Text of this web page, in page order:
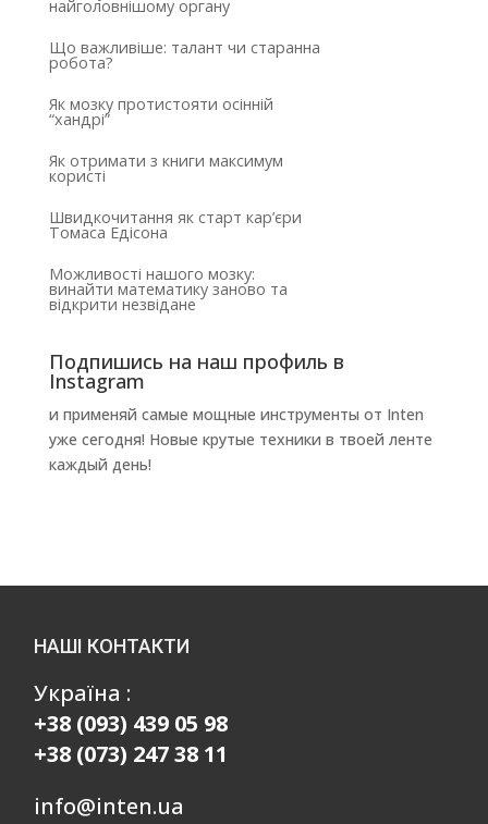
найголовнішому органу
Що важливіше: талант чи старанна
робота?
Як мозку протистояти осінній
“хандрі”
Як отримати з книги максимум
користі
Швидкочитання як старт кар’єри
Томаса Едісона
Можливості нашого мозку:
винайти математику заново та
відкрити незвідане
Подпишись на наш профиль в
Instagram
и применяй самые мощные инструменты от Inten
уже сегодня! Новые крутые техники в твоей ленте
каждый день!
НАШІ КОНТАКТИ
Україна :
+38 (093) 439 05 98
+38 (073) 247 38 11
info@inten.ua